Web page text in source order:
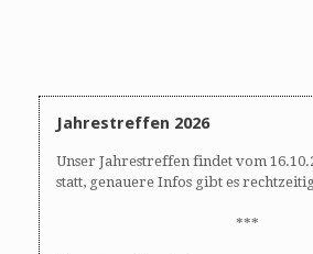
Jahrestreffen 2026
Unser Jahrestreffen findet vom
statt, genauere Infos gibt es
***